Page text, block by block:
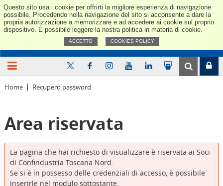
Questo sito usa i cookie per offrirti la migliore esperienza di navigazione
possibile. Procedendo nella navigazione del sito si acconsente a dare la
propria autorizzazione a memorizzare e ad accedere ai cookie sul proprio
dispositivo. È possibile leggere la nostra politica in materia di cookie.
ACCETTO COOKIES POLICY
Home Recupero password
Area riservata
La pagina che hai richiesto di visualizzare è riservata ai Soci
di Confindustria Toscana Nord.
Se si è in possesso delle credenziali di accesso, è possibile
inserirle nel modulo sottostante.